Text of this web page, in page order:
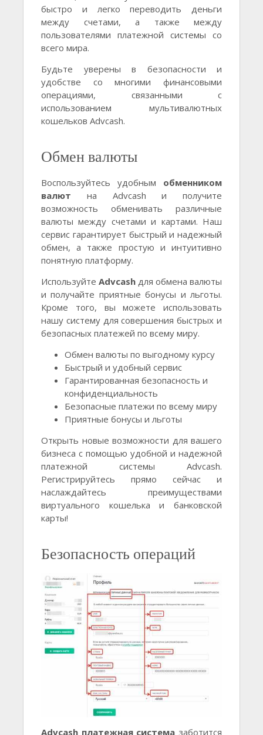
быстро и легко переводить деньги
между счетами, а также между
пользователями платежной системы со
всего мира.
Будьте уверены в безопасности и
удобстве со многими финансовыми
операциями, связанными с
использованием мультивалютных
кошельков Advcash.
Обмен валюты
Воспользуйтесь удобным обменником
валют на Advcash и получите
возможность обменивать различные
валюты между счетами и картами. Наш
сервис гарантирует быстрый и надежный
обмен, а также простую и интуитивно
понятную платформу.
Используйте Advcash для обмена валюты
и получайте приятные бонусы и льготы.
Кроме того, вы можете использовать
нашу систему для совершения быстрых и
безопасных платежей по всему миру.
Обмен валюты по выгодному курсу
Быстрый и удобный сервис
Гарантированная безопасность и
конфиденциальность
Безопасные платежи по всему миру
Приятные бонусы и льготы
Открыть новые возможности для вашего
бизнеса с помощью удобной и надежной
платежной системы Advcash.
Регистрируйтесь прямо сейчас и
наслаждайтесь преимуществами
виртуального кошелька и банковской
карты!
Безопасность операций
Advcash платежная система заботится